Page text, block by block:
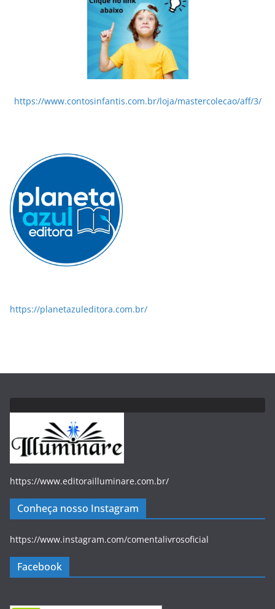
https://www.contosinfantis.com.br/loja/mastercolecao/aff/3/
https://planetazuleditora.com.br/
https://www.editorailluminare.com.br/
Conheça nosso Instagram
https://www.instagram.com/comentalivrosoficial
Facebook